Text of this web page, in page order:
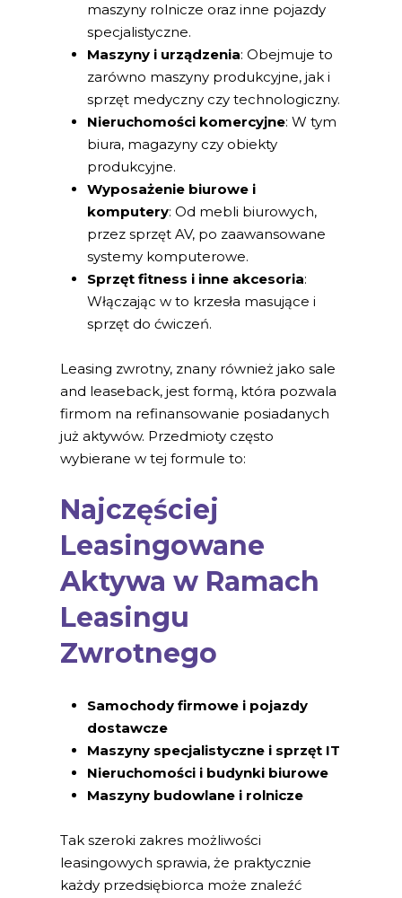
maszyny rolnicze oraz inne pojazdy
specjalistyczne.
Maszyny i urządzenia: Obejmuje to
zarówno maszyny produkcyjne, jak i
sprzęt medyczny czy technologiczny.
Nieruchomości komercyjne: W tym
biura, magazyny czy obiekty
produkcyjne.
Wyposażenie biurowe i
komputery: Od mebli biurowych,
przez sprzęt AV, po zaawansowane
systemy komputerowe.
Sprzęt fitness i inne akcesoria:
Włączając w to krzesła masujące i
sprzęt do ćwiczeń.
Leasing zwrotny, znany również jako sale
and leaseback, jest formą, która pozwala
firmom na refinansowanie posiadanych
już aktywów. Przedmioty często
wybierane w tej formule to:
Najczęściej
Leasingowane
Aktywa w Ramach
Leasingu
Zwrotnego
Samochody firmowe i pojazdy
dostawcze
Maszyny specjalistyczne i sprzęt IT
Nieruchomości i budynki biurowe
Maszyny budowlane i rolnicze
Tak szeroki zakres możliwości
leasingowych sprawia, że praktycznie
każdy przedsiębiorca może znaleźć